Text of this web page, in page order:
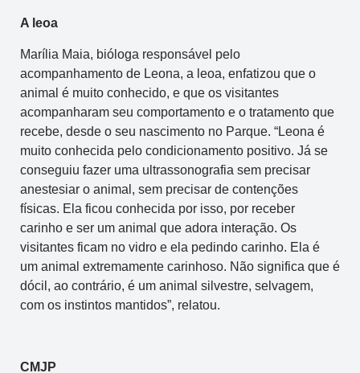
A leoa
Marília Maia, bióloga responsável pelo
acompanhamento de Leona, a leoa, enfatizou que o
animal é muito conhecido, e que os visitantes
acompanharam seu comportamento e o tratamento que
recebe, desde o seu nascimento no Parque. “Leona é
muito conhecida pelo condicionamento positivo. Já se
conseguiu fazer uma ultrassonografia sem precisar
anestesiar o animal, sem precisar de contenções
físicas. Ela ficou conhecida por isso, por receber
carinho e ser um animal que adora interação. Os
visitantes ficam no vidro e ela pedindo carinho. Ela é
um animal extremamente carinhoso. Não significa que é
dócil, ao contrário, é um animal silvestre, selvagem,
com os instintos mantidos”, relatou.
CMJP